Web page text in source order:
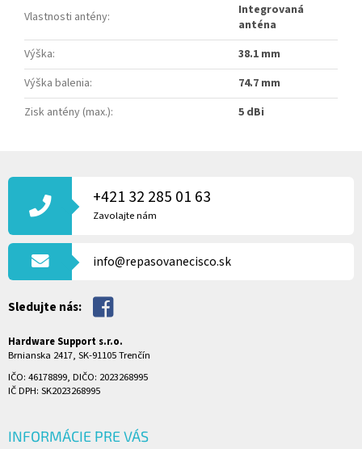
Vlastnosti antény:
Integrovaná
anténa
Výška:
38.1 mm
Výška balenia:
74.7 mm
Zisk antény (max.): 5 dBi
Á
T
+421 32 285 01 63
Zavolajte nám
info@repasovanecisco.sk
Sledujte nás:
Hardware Support s.r.o.
Brnianska 2417, SK-91105 Trenčín
IČO: 46178899, DIČO: 2023268995
IČ DPH: SK2023268995
INFORMÁCIE PRE VÁS